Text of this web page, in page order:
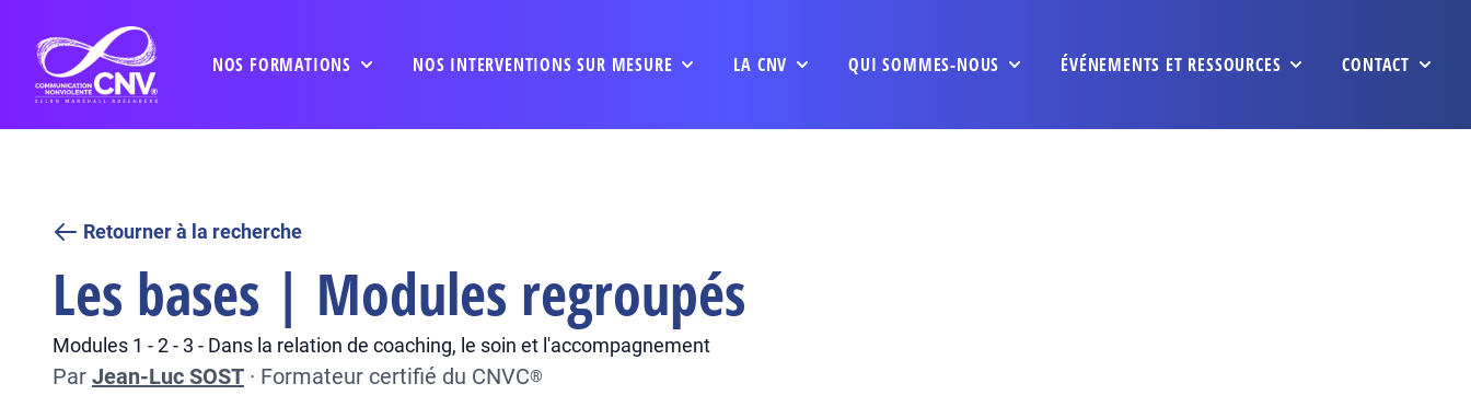
NOS FORMATIONS NOS INTERVENTIONS SUR MESURE LA CNV QUI SOMMES-NOUS ÉVÉNEMENTS ET RESSOURCES CONTACT
Retourner à la recherche
Les bases | Modules regroupés
Modules 1 - 2 - 3 - Dans la relation de coaching, le soin et l'accompagnement
Par Jean-Luc SOST · Formateur certifié du CNVC®